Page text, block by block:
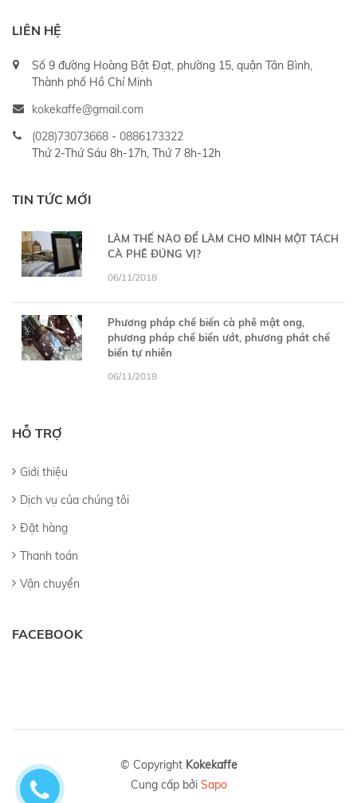
LIÊN HỆ
Số 9 đường Hoàng Bật Đạt, phường 15, quận Tân Bình,
Thành phố Hồ Chí Minh
kokekaffe@gmail.com
(028)73073668 - 0886173322
Thứ 2-Thứ Sáu 8h-17h, Thứ 7 8h-12h
TIN TỨC MỚI
LÀM THẾ NÀO ĐỂ LÀM CHO MÌNH MỘT TÁCH
CÀ PHÊ ĐÚNG VỊ?
06/11/2018
Phương pháp chế biến cà phê mật ong,
phương pháp chế biến ướt, phương phát chế
biến tự nhiên
06/11/2018
HỖ TRỢ
Giới thiệu
Dịch vụ của chúng tôi
Đặt hàng
Thanh toán
Vận chuyển
FACEBOOK
© Copyright Kokekaffe
Cung cấp bởi Sapo